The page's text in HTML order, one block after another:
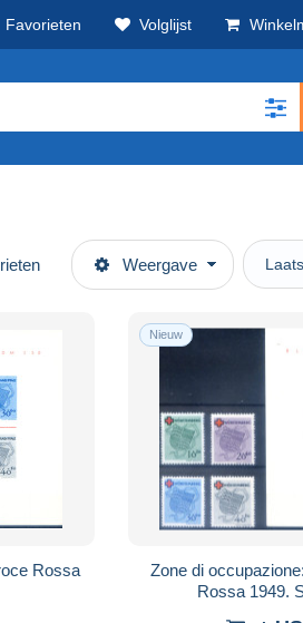
Favorieten Volglijst
Weergave
Rossa
Nieuw
Zone di
Rossa 1949.